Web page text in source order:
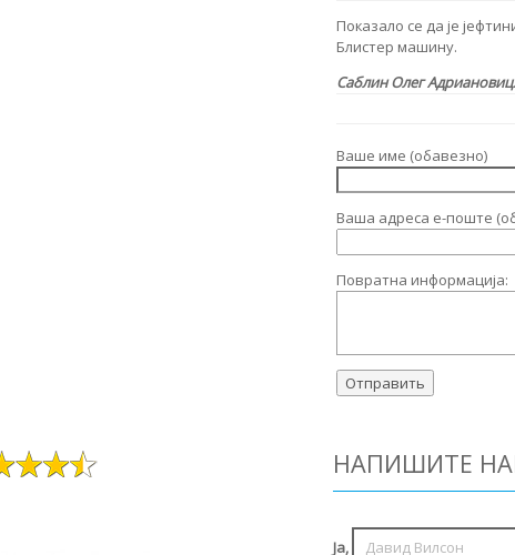
Показало се да је
Блистер машину.
Саблин Олег
Ваше име (обавезно)
Ваша адреса е-поште
Повратна информација:
НАПИШИТЕ
Ја,